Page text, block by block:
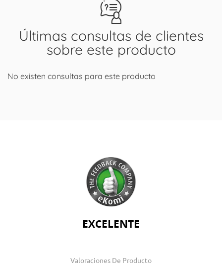
Últimas consultas de clientes
sobre este producto
No existen consultas para este producto
EXCELENTE
Valoraciones De Producto